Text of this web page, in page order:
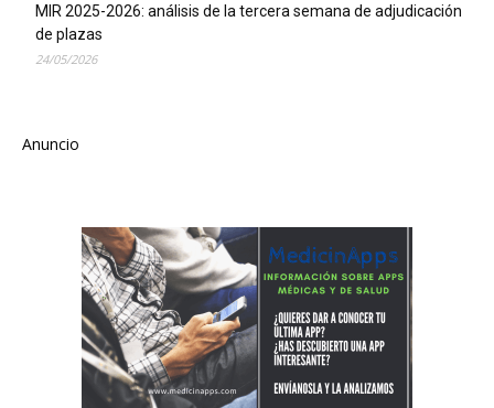
MIR 2025-2026: análisis de la tercera semana de adjudicación
de plazas
24/05/2026
Anuncio